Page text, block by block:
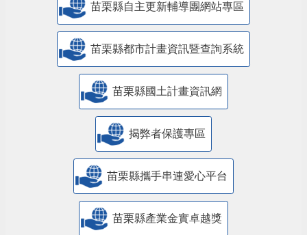
苗栗縣自主更新輔導團網站專區
苗栗縣都市計畫資訊暨查詢系統
苗栗縣國土計畫資訊網
揭弊者保護專區
苗栗縣攜手串連愛心平台
苗栗縣產業金實卓越獎